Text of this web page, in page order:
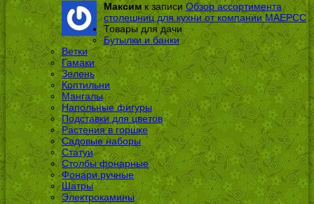
Максимк записи Обзор ассортимента
столешниц для кухни от компании МАЕРСС
Товары для дачи
Бутылки и банки
Ветки
Гамаки
Зелень
Коптильни
Мангалы
Напольные фигуры
Подставки для цветов
Растения в горшке
Садовые наборы
Статуи
Столбы фонарные
Фонари ручные
Шатры
Электрокамины